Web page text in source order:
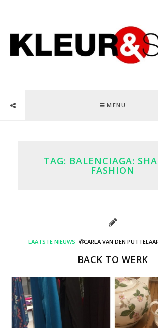
MENU
TAG: BALENCIAGA:
FASHION
LAATSTE NIEUWS CARLA VAN DEN
BACK TO WERK